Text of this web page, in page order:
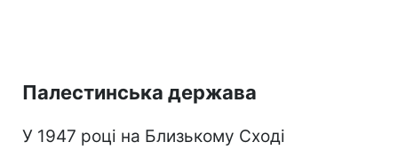
Палестинська держава
У 1947 році на Близькому Сході